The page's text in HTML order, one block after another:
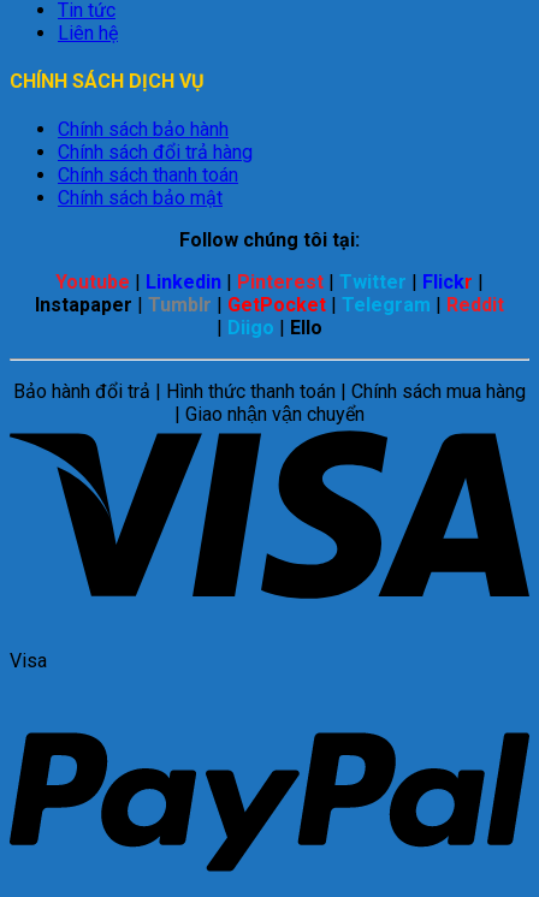
Tin tức
Liên hệ
CHÍNH SÁCH DỊCH VỤ
Chính sách bảo hành
Chính sách đổi trả hàng
Chính sách thanh toán
Chính sách bảo mật
Follow chúng tôi tại:
Youtube
Linkedin Pinterest Twitter Flickr
Instapaper
Tumblr GetPocket Telegram
Reddit
Diigo Ello
Bảo hành đổi trả | Hình thức thanh toán | Chính sách mua hàng
| Giao nhận vận chuyển
Visa